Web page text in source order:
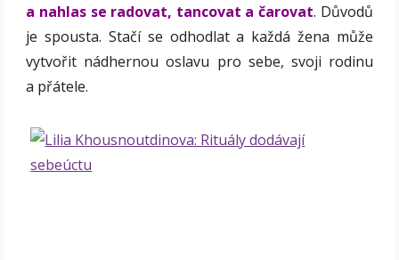
a nahlas se radovat, tancovat a čarovat. Důvodů
je spousta. Stačí se odhodlat a každá žena může
vytvořit nádhernou oslavu pro sebe, svoji rodinu
a přátele.